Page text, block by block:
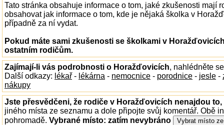
Tato stránka obsahuje informace o tom, jaké zkušenosti mají
obsahovat jak informace o tom, kde je nějaká školka v
případně za ní vydat.
Pokud máte sami zkušenosti se školkami v
ostatním rodičům.
Zajímají-li vás podrobnosti o Horažďovicích, nahlédněte
Další odkazy: lékař - lékárna - nemocnice - porodnice - jesle -
nákupy
Jste přesvědčeni, že rodiče v Horažďovicích nenajdou
jiného místa ze seznamu a dole připojte svůj komentář. Obě
pohromadě. Vybrané místo: zatím nevybráno